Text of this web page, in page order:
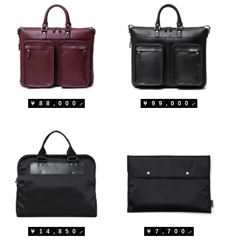
￥ 8 8 , 0 0 0 .- ￥ 9 9 , 0 0 0 .-
￥ 1 4 , 8 5 0 .- ￥ 7 , 7 0 0 .-